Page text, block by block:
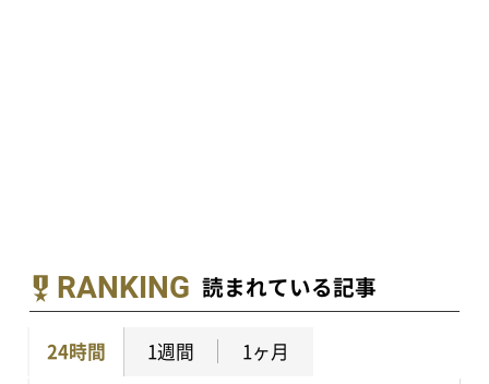
RANKING 読まれている記事
24時間 1週間 1ヶ月